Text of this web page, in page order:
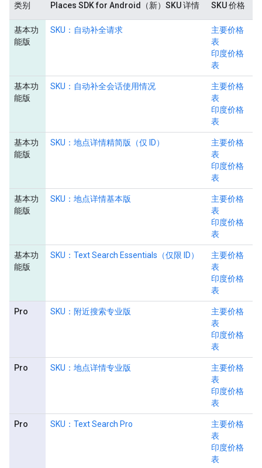
类别 Places SDK for Android（新）SKU 详情 SKU 价格
基本功
能版
SKU：自动补全请求
主要价格
表
印度价格
表
基本功
能版
SKU：自动补全会话使用情况
主要价格
表
印度价格
表
基本功
能版
SKU：地点详情精简版（仅 ID）
主要价格
表
印度价格
表
基本功
能版
SKU：地点详情基本版
主要价格
表
印度价格
表
基本功
能版
SKU：Text Search Essentials（仅限 ID）
主要价格
表
印度价格
表
Pro SKU：附近搜索专业版
主要价格
表
印度价格
表
Pro SKU：地点详情专业版
主要价格
表
印度价格
表
Pro SKU：Text Search Pro
主要价格
表
印度价格
表